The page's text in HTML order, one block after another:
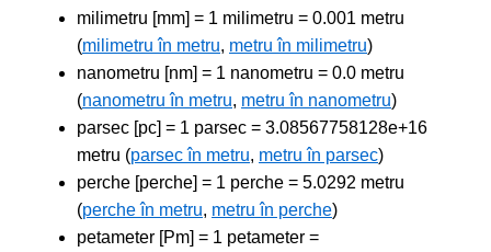
milimetru [mm] = 1 milimetru = 0.001 metru
(milimetru în metru, metru în milimetru)
nanometru [nm] = 1 nanometru = 0.0 metru
(nanometru în metru, metru în nanometru)
parsec [pc] = 1 parsec = 3.08567758128e+16
metru (parsec în metru, metru în parsec)
perche [perche] = 1 perche = 5.0292 metru
(perche în metru, metru în perche)
petameter [Pm] = 1 petameter =